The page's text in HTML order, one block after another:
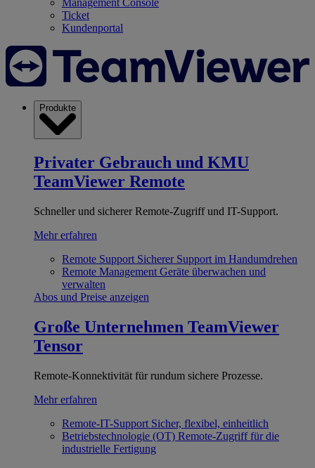
Ticket
Kundenportal
Produkte
Privater Gebrauch und KMU
TeamViewer Remote
Schneller und sicherer Remote-Zugriff und IT-Support.
Mehr erfahren
Remote Support Sicherer Support im Handumdrehen
Remote Management Geräte überwachen und
verwalten
Abos und Preise anzeigen
Große Unternehmen TeamViewer
Tensor
Remote-Konnektivität für rundum sichere Prozesse.
Mehr erfahren
Remote-IT-Support Sicher, flexibel, einheitlich
Betriebstechnologie (OT) Remote-Zugriff für die
industrielle Fertigung